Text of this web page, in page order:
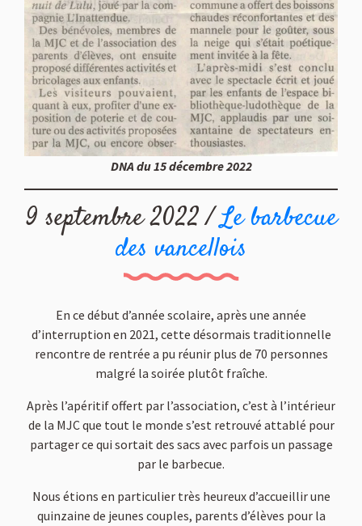
DNA du 15 décembre 2022
9 septembre 2022 /Le barbecue
des vancellois
En ce début d’année scolaire, après une année
d’interruption en 2021, cette désormais traditionnelle
rencontre de rentrée a pu réunir plus de 70 personnes
malgré la soirée plutôt fraîche.
Après l’apéritif offert par l’association, c’est à l’intérieur
de la MJC que tout le monde s’est retrouvé attablé pour
partager ce qui sortait des sacs avec parfois un passage
par le barbecue.
Nous étions en particulier très heureux d’accueillir une
quinzaine de jeunes couples, parents d’élèves pour la